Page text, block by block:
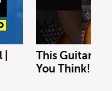
This Guitar
You Think!